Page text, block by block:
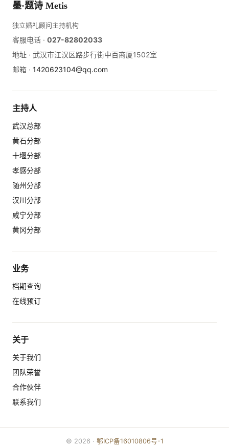
墨·题诗 Metis
独立婚礼顾问主持机构
客服电话 · 027-82802033
地址 · 武汉市江汉区路步行街中百商厦1502室
邮箱 · 1420623104@qq.com
主持人
武汉总部
黄石分部
十堰分部
孝感分部
随州分部
汉川分部
咸宁分部
黄冈分部
业务
档期查询
在线预订
关于
关于我们
团队荣誉
合作伙伴
联系我们
© 2026 · 鄂ICP备16010806号-1